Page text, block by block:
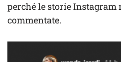
perché le storie Instagram
commentate.